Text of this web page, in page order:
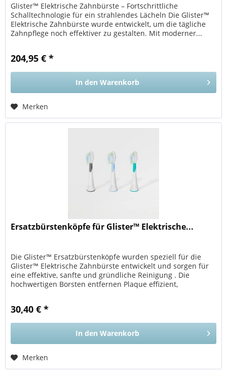
Glister™ Elektrische Zahnbürste – Fortschrittliche
Schalltechnologie für ein strahlendes Lächeln Die Glister™
Elektrische Zahnbürste wurde entwickelt, um die tägliche
Zahnpflege noch effektiver zu gestalten. Mit moderner...
204,95 € *
In den Warenkorb
Merken
Ersatzbürstenköpfe für Glister™ Elektrische...
Die Glister™ Ersatzbürstenköpfe wurden speziell für die
Glister™ Elektrische Zahnbürste entwickelt und sorgen für
eine effektive, sanfte und gründliche Reinigung . Die
hochwertigen Borsten entfernen Plaque effizient,
30,40 € *
In den Warenkorb
Merken